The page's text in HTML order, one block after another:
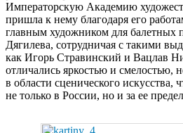
Императорскую Академию
пришла к нему благодаря его
главным художником для балетных
Дягилева, сотрудничая с такими
как Игорь Стравинский и Вацлав
отличались яркостью и смелостью,
в области сценического искусства,
не только в России, но и за ее